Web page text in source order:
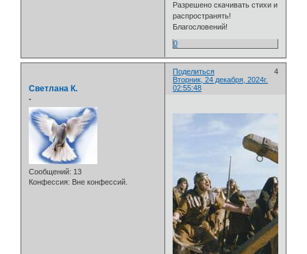
Разрешено скачивать стихи и
распространять!
Благословений!
0
Поделиться
4
Вторник, 24 декабря, 2024г.
02:55:48
Светлана К.
-
Сообщений: 13
Конфессия: Вне конфессий.